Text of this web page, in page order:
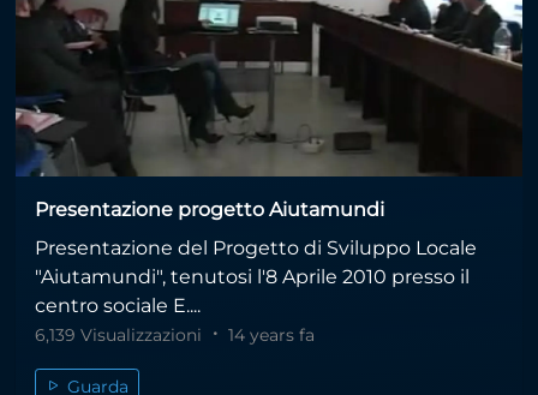
Presentazione progetto Aiutamundi
Presentazione del Progetto di Sviluppo Locale
"Aiutamundi", tenutosi l'8 Aprile 2010 presso il
centro sociale E....
6,139 Visualizzazioni 14 years fa
Guarda